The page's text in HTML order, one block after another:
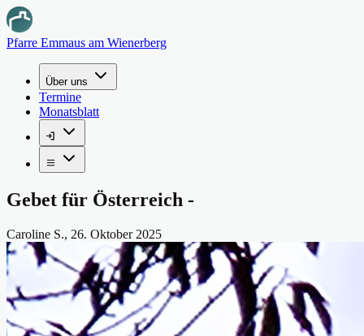
Pfarre Emmaus am Wienerberg
Über uns
Termine
Monatsblatt
Gebet für Österreich -
Caroline S., 26. Oktober 2025